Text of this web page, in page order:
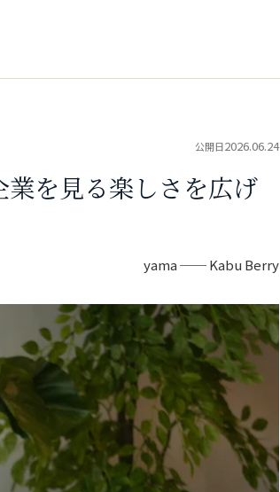
公開日2026.06.24
業を見る楽しさを広げ
yama ── Kabu Berry